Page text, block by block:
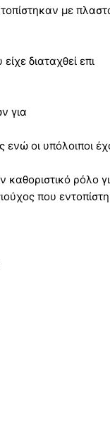
με
διαταχθεί επι
για
οι υπόλοιποι
καθοριστικό ρόλο
που